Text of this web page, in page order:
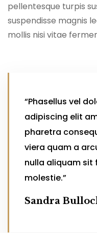
pellentesque turpis
suspendisse magnis
mollis nisi vitae
“Phasellus vel
adipiscing elit
pharetra
viera quam a
nulla aliquam sit
molestie.”
Sandra